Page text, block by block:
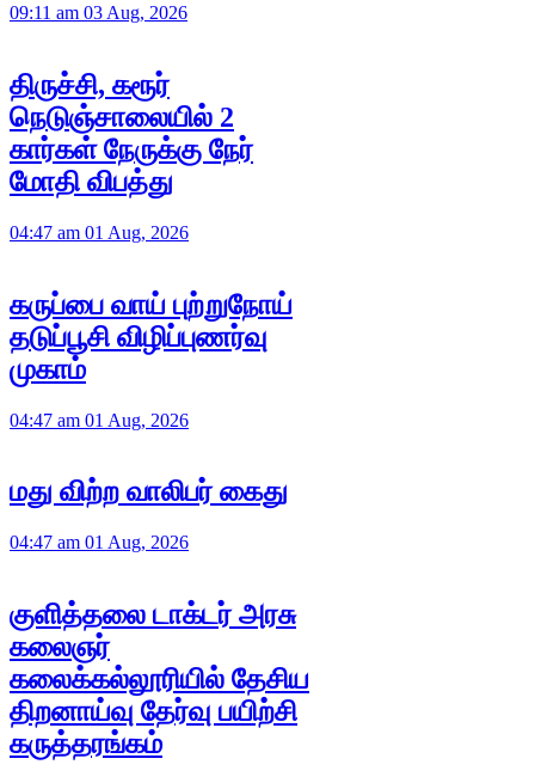
09:11 am 03 Aug, 2026
திருச்சி, கரூர்
நெடுஞ்சாலையில் 2
கார்கள் நேருக்கு நேர்
மோதி விபத்து
04:47 am 01 Aug, 2026
கருப்பை வாய் புற்றுநோய்
தடுப்பூசி விழிப்புணர்வு
முகாம்
04:47 am 01 Aug, 2026
மது விற்ற வாலிபர் கைது
04:47 am 01 Aug, 2026
குளித்தலை டாக்டர் அரசு
கலைஞர்
கலைக்கல்லூரியில் தேசிய
திறனாய்வு தேர்வு பயிற்சி
கருத்தரங்கம்